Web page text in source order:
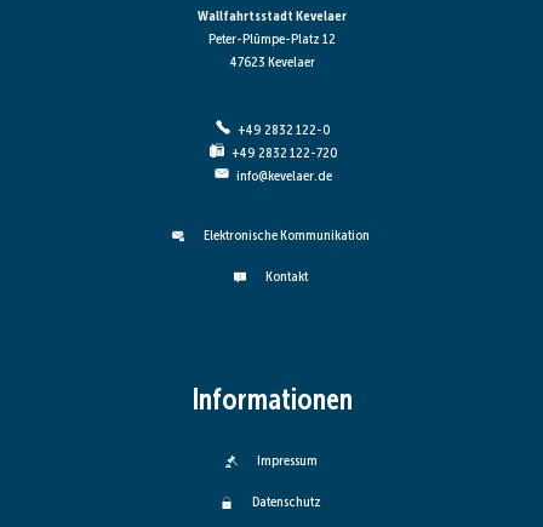
Wallfahrtsstadt Kevelaer
Peter-Plümpe-Platz 12
47623 Kevelaer
+49 2832 122-0
+49 2832 122-720
info@kevelaer.de
Elektronische Kommunikation
Kontakt
Informationen
Impressum
Datenschutz